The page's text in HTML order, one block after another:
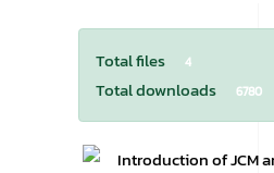
Total files 4
Total downloads 6780
Introduction of JCM